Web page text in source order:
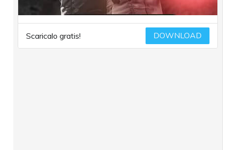
Scaricalo gratis! DOWNLOAD